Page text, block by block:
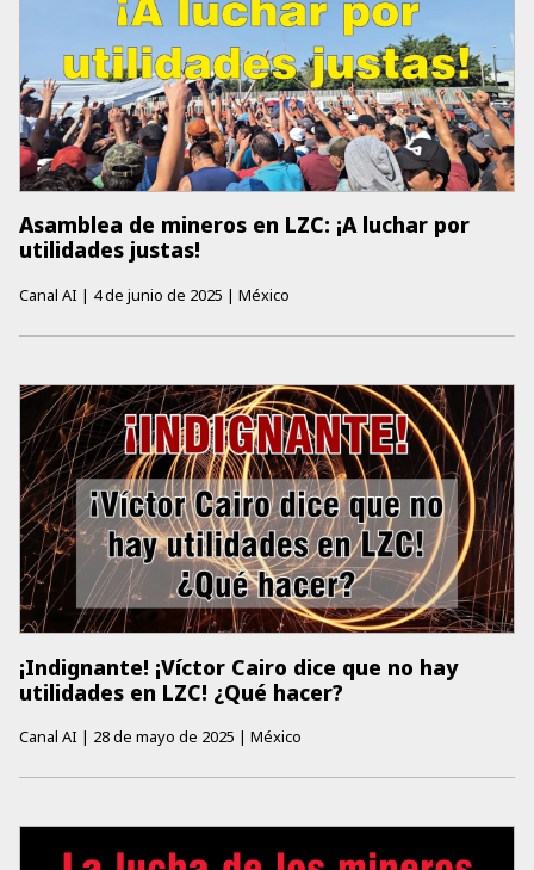
Asamblea de mineros en LZC: ¡A luchar por
utilidades justas!
Canal AI | 4 de junio de 2025 | México
¡Indignante! ¡Víctor Cairo dice que no hay
utilidades en LZC! ¿Qué hacer?
Canal AI | 28 de mayo de 2025 | México